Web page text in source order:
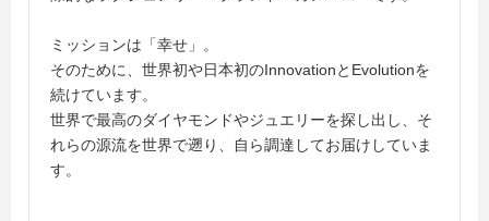
ミッションは「幸せ」。
そのために、世界初や日本初のInnovationとEvolutionを
続けています。
世界で最高のダイヤモンドやジュエリーを探し出し、そ
れらの源流を世界で遡り、自ら調達してお届けしていま
す。